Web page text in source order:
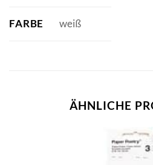
FARBE weiß
ÄHNLICHE